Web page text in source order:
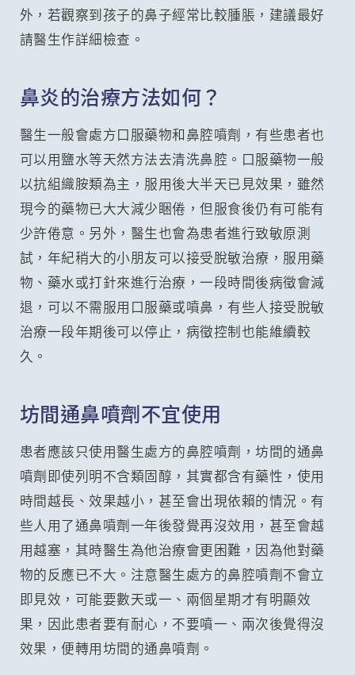
外，若觀察到孩子的鼻子經常比較腫脹，建議最好
請醫生作詳細檢查。
鼻炎的治療方法如何？
醫生一般會處方口服藥物和鼻腔噴劑，有些患者也
可以用鹽水等天然方法去清洗鼻腔。口服藥物一般
以抗組織胺類為主，服用後大半天已見效果，雖然
現今的藥物已大大減少睏倦，但服食後仍有可能有
少許倦意。另外，醫生也會為患者進行致敏原測
試，年紀稍大的小朋友可以接受脫敏治療，服用藥
物、藥水或打針來進行治療，一段時間後病徵會減
退，可以不需服用口服藥或噴鼻，有些人接受脫敏
治療一段年期後可以停止，病徵控制也能維續較
久。
坊間通鼻噴劑不宜使用
患者應該只使用醫生處方的鼻腔噴劑，坊間的通鼻
噴劑即使列明不含類固醇，其實都含有藥性，使用
時間越長、效果越小，甚至會出現依賴的情況。有
些人用了通鼻噴劑一年後發覺再沒效用，甚至會越
用越塞，其時醫生為他治療會更困難，因為他對藥
物的反應已不大。注意醫生處方的鼻腔噴劑不會立
即見效，可能要數天或一、兩個星期才有明顯效
果，因此患者要有耐心，不要噴一、兩次後覺得沒
效果，便轉用坊間的通鼻噴劑。